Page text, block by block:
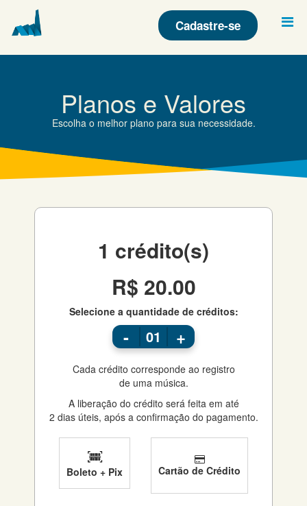
Cadastre-se
Planos e Valores
Escolha o melhor plano para sua necessidade.
1 crédito(s)
R$ 20.00
Selecione a quantidade de créditos:
- 01 +
Cada crédito corresponde ao registro
de uma música.
A liberação do crédito será feita em até
2 dias úteis, após a confirmação do pagamento.
Boleto + Pix Cartão de Crédito